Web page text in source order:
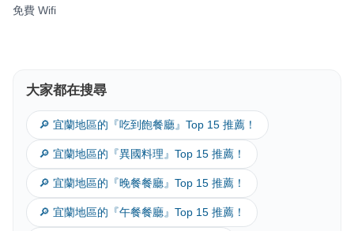
免費 Wifi
大家都在搜尋
🔎 宜蘭地區的『吃到飽餐廳』Top 15 推薦！
🔎 宜蘭地區的『異國料理』Top 15 推薦！
🔎 宜蘭地區的『晚餐餐廳』Top 15 推薦！
🔎 宜蘭地區的『午餐餐廳』Top 15 推薦！